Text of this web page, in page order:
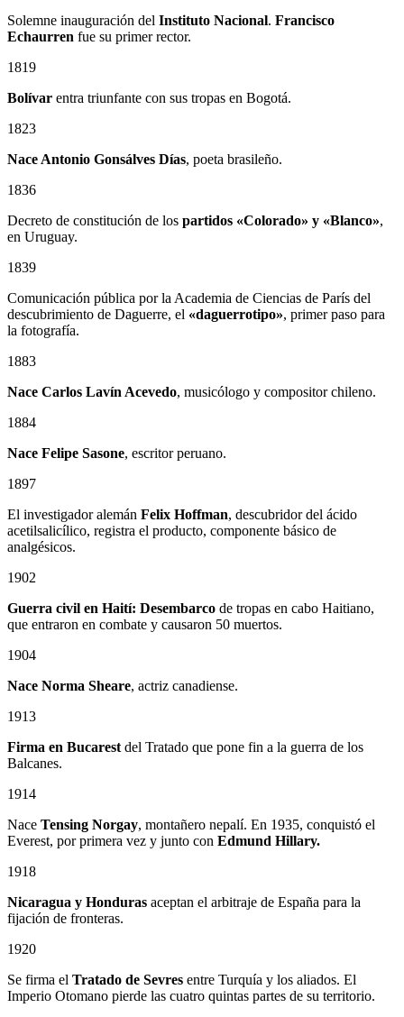
Solemne inauguración del Instituto Nacional. Francisco
Echaurren fue su primer rector.
1819
Bolívar entra triunfante con sus tropas en Bogotá.
1823
Nace Antonio Gonsálves Días, poeta brasileño.
1836
Decreto de constitución de los partidos «Colorado» y «Blanco»,
en Uruguay.
1839
Comunicación pública por la Academia de Ciencias de París del
descubrimiento de Daguerre, el «daguerrotipo», primer paso para
la fotografía.
1883
Nace Carlos Lavín Acevedo, musicólogo y compositor chileno.
1884
Nace Felipe Sasone, escritor peruano.
1897
El investigador alemán Felix Hoffman, descubridor del ácido
acetilsalicílico, registra el producto, componente básico de
analgésicos.
1902
Guerra civil en Haití: Desembarco de tropas en cabo Haitiano,
que entraron en combate y causaron 50 muertos.
1904
Nace Norma Sheare, actriz canadiense.
1913
Firma en Bucarest del Tratado que pone fin a la guerra de los
Balcanes.
1914
Nace Tensing Norgay, montañero nepalí. En 1935, conquistó el
Everest, por primera vez y junto con Edmund Hillary.
1918
Nicaragua y Honduras aceptan el arbitraje de España para la
fijación de fronteras.
1920
Se firma el Tratado de Sevres entre Turquía y los aliados. El
Imperio Otomano pierde las cuatro quintas partes de su territorio.